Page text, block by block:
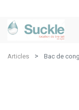
Articles Bac de